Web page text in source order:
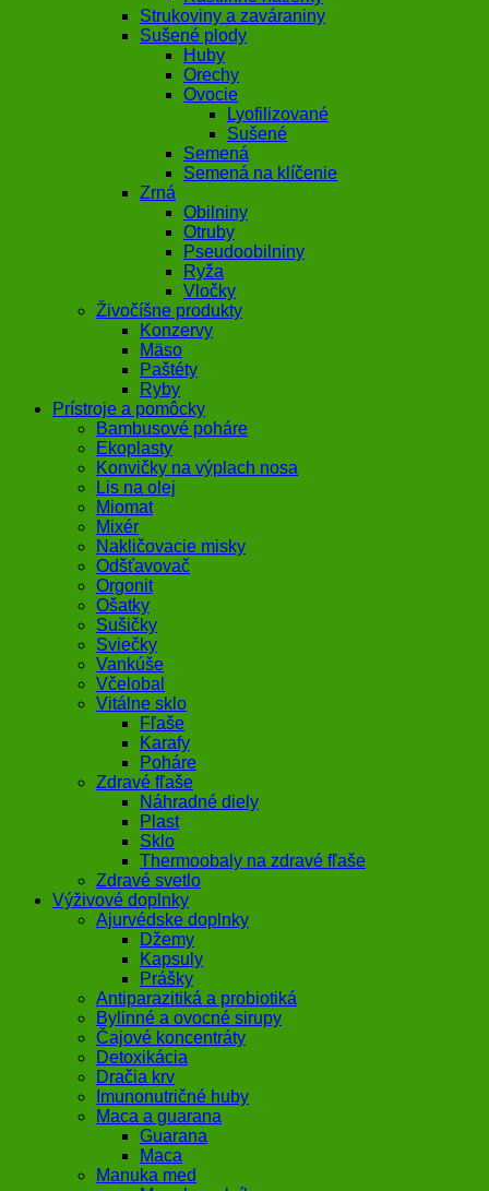
Strukoviny a zaváraniny
Sušené plody
Huby
Orechy
Ovocie
Lyofilizované
Sušené
Semená
Semená na klíčenie
Zrná
Obilniny
Otruby
Pseudoobilniny
Ryža
Vločky
Živočíšne produkty
Konzervy
Mäso
Paštéty
Ryby
Prístroje a pomôcky
Bambusové poháre
Ekoplasty
Konvičky na výplach nosa
Lis na olej
Miomat
Mixér
Nakličovacie misky
Odšťavovač
Orgonit
Ošatky
Sušičky
Sviečky
Vankúše
Včelobal
Vitálne sklo
Fľaše
Karafy
Poháre
Zdravé fľaše
Náhradné diely
Plast
Sklo
Thermoobaly na zdravé fľaše
Zdravé svetlo
Výživové doplnky
Ajurvédske doplnky
Džemy
Kapsuly
Prášky
Antiparazitiká a probiotiká
Bylinné a ovocné sirupy
Čajové koncentráty
Detoxikácia
Dračia krv
Imunonutričné huby
Maca a guarana
Guarana
Maca
Manuka med